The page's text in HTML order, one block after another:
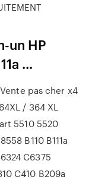
un HP
...
pas cher x4
/ 364 XL
5510 5520
B110 B111a
C6375
C410 B209a